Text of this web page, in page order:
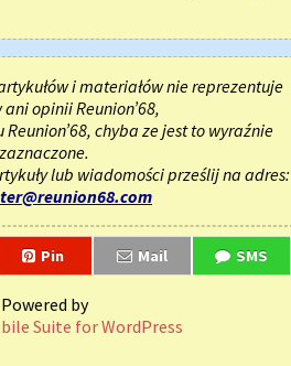
i materiałów nie reprezentuje
opinii Reunion’68,
chyba ze jest to wyraźnie
zaznaczone.
lub wiadomości prześlij na adres:
Pin Mail SMS
Powered by
Suite for WordPress